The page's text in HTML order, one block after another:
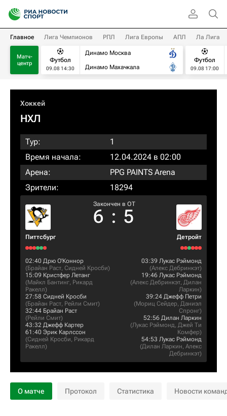
Главное Лига Чемпионов РПЛ Лига Европы АПЛ Ла Лига
Матч-
центр
Футбол
09.08 14:30
Динамо Москва
Динамо Махачкала
Футбол
09.08 17:00
Хоккей
НХЛ
Тур:
1
Время начала:
12.04.2024 в 02:00
Арена:
PPG PAINTS Arena
Зрители:
18294
Питтсбург
Закончен в OT
6 : 5
Детройт
02:40 Дрю О'Коннор
(Брайан Раст, Сидней Кросби)
15:09 Кристфер Летанг
(Майкл Бантинг, Рикард
Ракелл)
27:58 Сидней Кросби
(Брайан Раст, Рейли Смит)
32:44 Брайан Раст
(Рейли Смит)
43:32 Джефф Картер
61:40 Эрик Карлссон
(Сидней Кросби, Рикард
Ракелл)
03:39 Лукас Рэймонд
(Алекс Дебринкэт)
19:46 Лукас Рэймонд
(Алекс Дебринкэт, Дилан
Ларкин)
39:24 Джефф Петри
(Мориц Сейдер, Даниэл
Спронг)
52:56 Дилан Ларкин
(Лукас Рэймонд, Джей Ти
Комфер)
54:53 Лукас Рэймонд
(Дилан Ларкин, Алекс
Дебринкэт)
О матче Протокол Статистика Новости